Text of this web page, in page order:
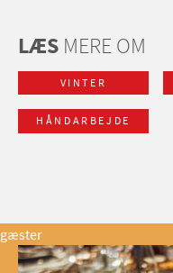
LÆS MERE OM
VINTER
HÅNDARBEJDE
gæster